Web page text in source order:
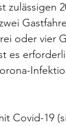
zulässigen
oder vier
es
Covid-19